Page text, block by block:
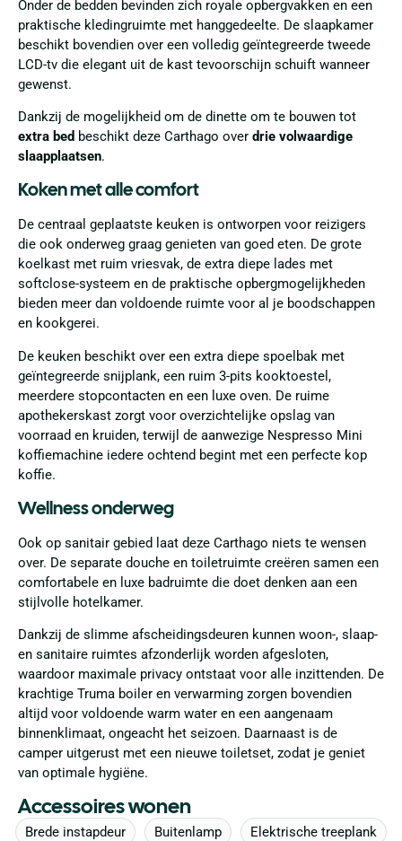
Onder de bedden bevinden zich royale opbergvakken en een
praktische kledingruimte met hanggedeelte. De slaapkamer
beschikt bovendien over een volledig geïntegreerde tweede
LCD-tv die elegant uit de kast tevoorschijn schuift wanneer
gewenst.
Dankzij de mogelijkheid om de dinette om te bouwen tot
extra bed beschikt deze Carthago over drie volwaardige
slaapplaatsen.
Koken met alle comfort
De centraal geplaatste keuken is ontworpen voor reizigers
die ook onderweg graag genieten van goed eten. De grote
koelkast met ruim vriesvak, de extra diepe lades met
softclose-systeem en de praktische opbergmogelijkheden
bieden meer dan voldoende ruimte voor al je boodschappen
en kookgerei.
De keuken beschikt over een extra diepe spoelbak met
geïntegreerde snijplank, een ruim 3-pits kooktoestel,
meerdere stopcontacten en een luxe oven. De ruime
apothekerskast zorgt voor overzichtelijke opslag van
voorraad en kruiden, terwijl de aanwezige Nespresso Mini
koffiemachine iedere ochtend begint met een perfecte kop
koffie.
Wellness onderweg
Ook op sanitair gebied laat deze Carthago niets te wensen
over. De separate douche en toiletruimte creëren samen een
comfortabele en luxe badruimte die doet denken aan een
stijlvolle hotelkamer.
Dankzij de slimme afscheidingsdeuren kunnen woon-, slaap-
en sanitaire ruimtes afzonderlijk worden afgesloten,
waardoor maximale privacy ontstaat voor alle inzittenden. De
krachtige Truma boiler en verwarming zorgen bovendien
altijd voor voldoende warm water en een aangenaam
binnenklimaat, ongeacht het seizoen. Daarnaast is de
camper uitgerust met een nieuwe toiletset, zodat je geniet
van optimale hygiëne.
Accessoires wonen
Brede instapdeur Buitenlamp Elektrische treeplank